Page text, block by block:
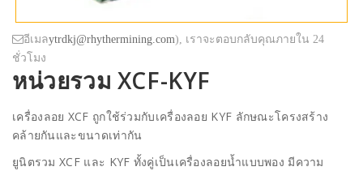
อีเมลytrdkj@rhythermining.com), เราจะตอบกลับคุณภายใน 24
ชั่วโมง
หน่วยรวม XCF-KYF
เครื่องลอย XCF ถูกใช้ร่วมกับเครื่องลอย KYF ลักษณะโครงสร้าง
คล้ายกันและขนาดเท่ากัน
ยูนิตรวม XCF และ KYF ทั้งคู่เป็นเครื่องลอยน้ำแบบพอง มีความ